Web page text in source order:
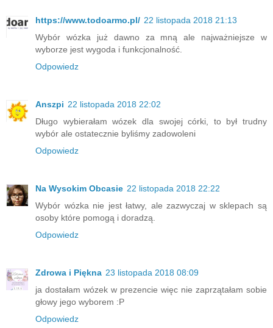
https://www.todoarmo.pl/ 22 listopada 2018 21:13
Wybór wózka już dawno za mną ale najważniejsze w
wyborze jest wygoda i funkcjonalność.
Odpowiedz
Anszpi 22 listopada 2018 22:02
Długo wybierałam wózek dla swojej córki, to był trudny
wybór ale ostatecznie byliśmy zadowoleni
Odpowiedz
Na Wysokim Obcasie 22 listopada 2018 22:22
Wybór wózka nie jest łatwy, ale zazwyczaj w sklepach są
osoby które pomogą i doradzą.
Odpowiedz
Zdrowa i Piękna 23 listopada 2018 08:09
ja dostałam wózek w prezencie więc nie zaprzątałam sobie
głowy jego wyborem :P
Odpowiedz